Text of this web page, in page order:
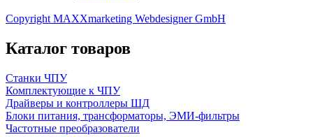
Copyright MAXXmarketing Webdesigner GmbH
Каталог товаров
Станки ЧПУ
Комплектующие к ЧПУ
Драйверы и контроллеры ШД
Блоки питания, трансформаторы, ЭМИ-фильтры
Частотные преобразователи